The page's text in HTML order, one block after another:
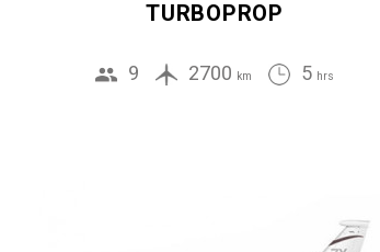
TURBOPROP
9 2700 km 5 hrs